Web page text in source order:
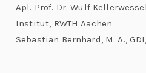
Apl. Prof. Dr. Wulf
Institut, RWTH Aachen
Sebastian Bernhard, M. A.,